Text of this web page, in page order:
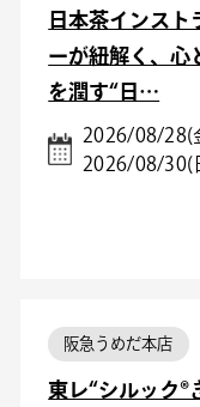
日本茶インスト
ーが紐解く、心
を潤す“日…
2026/08/28(
2026/08/30(
阪急うめだ本店
東レ“シルック®